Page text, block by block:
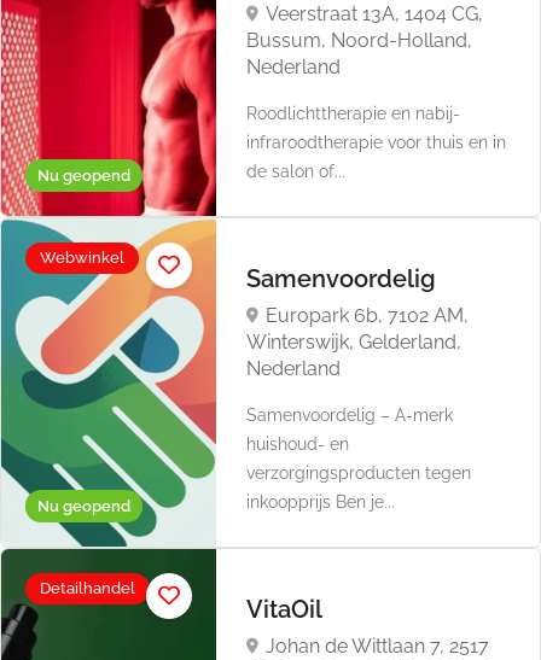
Nu geopend
Veerstraat 13A, 1404 CG,
Bussum, Noord-Holland,
Nederland
Roodlichttherapie en nabij-
infraroodtherapie voor thuis en in
de salon of...
Nu geopend
Webwinkel
Samenvoordelig
Europark 6b, 7102 AM,
Winterswijk, Gelderland,
Nederland
Samenvoordelig – A-merk
huishoud- en
verzorgingsproducten tegen
inkoopprijs Ben je...
Detailhandel
VitaOil
Johan de Wittlaan 7, 2517